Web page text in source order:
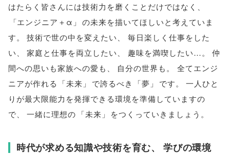
はたらく皆さんには技術力を磨くことだけではなく
「エンジニア＋α 」 の未来を描いてほしいと考えていま
す。 技術で世の中を変えたい
毎日楽しく仕事をした
い
家庭と仕事を両立したい 趣味を満喫したい…。
仲
間への思いも家族への愛も
自分の世界も 。
全てエンジ
ニアが作れる
「未来 」 で誇るべき 「夢 」 です。
一人ひと
りが最大限能力を発揮できる環境を準備していますの
で
一緒に理想の 「未来 」 をつくっていきましょう 。
時代が求める知識や技術を育む、 学びの環境